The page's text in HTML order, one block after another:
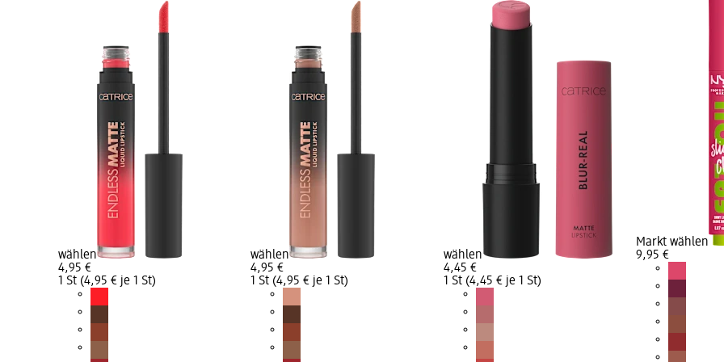
wählen
4,95 €
1 St (4,95 € je 1 St)
wählen
4,95 €
1 St (4,95 € je 1 St)
wählen
4,45 €
1 St (4,45 € je 1 St)
Markt wählen
9,95 €